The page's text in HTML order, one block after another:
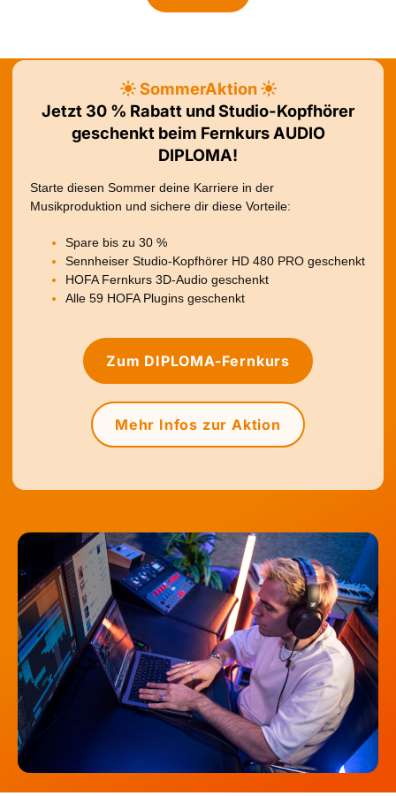
SommerAktion
Jetzt 30 % Rabatt und Studio-Kopfhörer
geschenkt beim Fernkurs AUDIO
DIPLOMA!
Starte diesen Sommer deine Karriere in der
Musikproduktion und sichere dir diese Vorteile:
Spare bis zu 30 %
Sennheiser Studio-Kopfhörer HD 480 PRO geschenkt
HOFA Fernkurs 3D-Audio geschenkt
Alle 59 HOFA Plugins geschenkt
Zum DIPLOMA-Fernkurs
Mehr Infos zur Aktion